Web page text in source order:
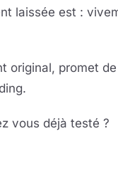
laissée est :
original, promet
vous déjà testé ?